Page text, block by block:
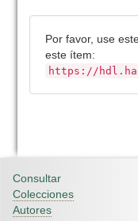
Por favor, use
este ítem:
https://
Consultar
Colecciones
Autores